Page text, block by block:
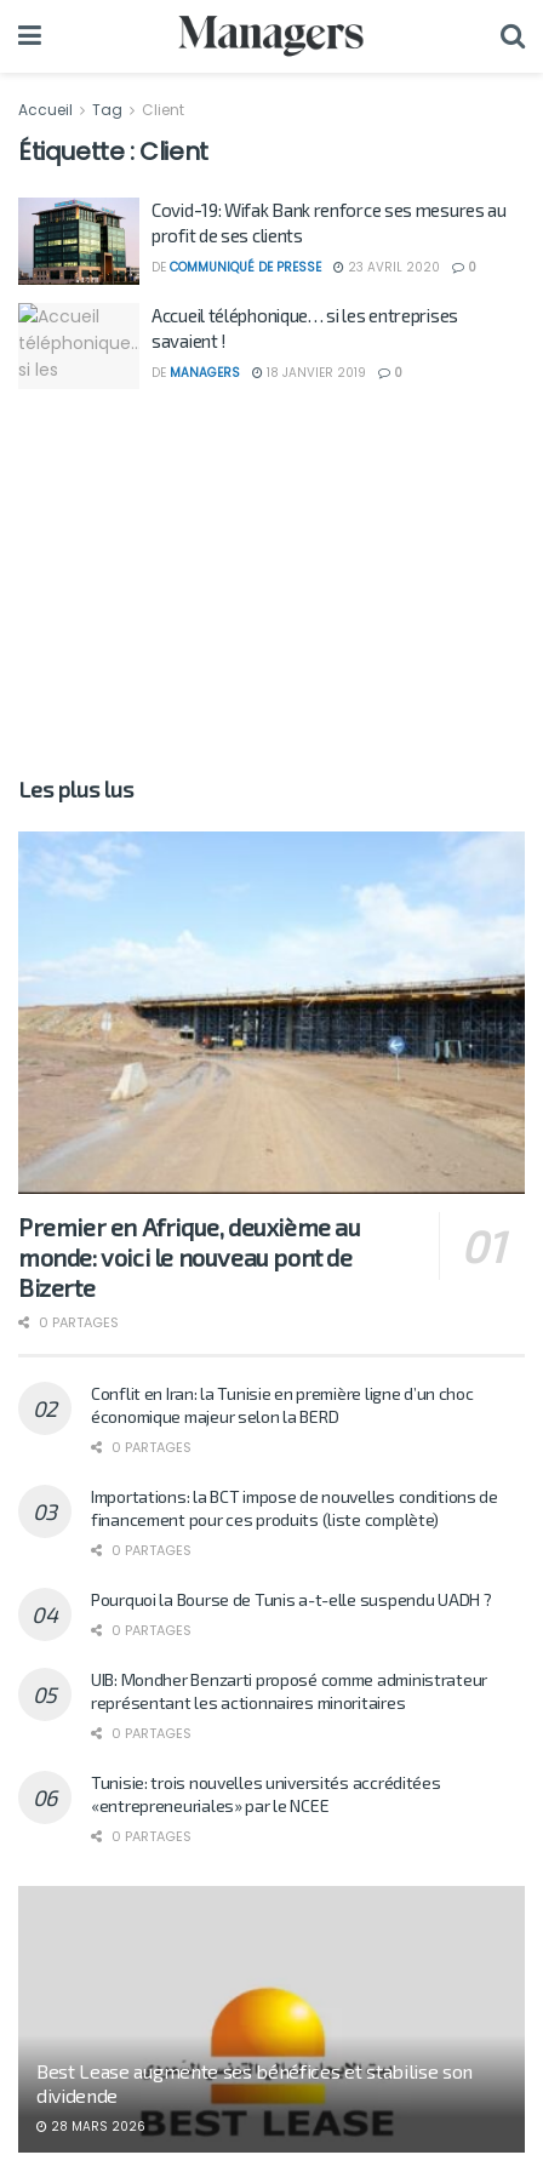
Accueil Tag Client
Étiquette :Client
Covid-19: Wifak Bank renforce ses mesures au
profit de ses clients
DE COMMUNIQUÉ DE PRESSE 23 AVRIL 2020 0
Accueil téléphonique… si les entreprises
savaient !
DE MANAGERS 18 JANVIER 2019 0
Les plus lus
Premier en Afrique, deuxième au
monde: voici le nouveau pont de
Bizerte
0 PARTAGES
Conflit en Iran: la Tunisie en première ligne d’un choc
économique majeur selon la BERD
0 PARTAGES
Importations: la BCT impose de nouvelles conditions de
financement pour ces produits (liste complète)
0 PARTAGES
Pourquoi la Bourse de Tunis a-t-elle suspendu UADH ?
0 PARTAGES
UIB: Mondher Benzarti proposé comme administrateur
représentant les actionnaires minoritaires
0 PARTAGES
Tunisie: trois nouvelles universités accréditées
«entrepreneuriales» par le NCEE
0 PARTAGES
Best Lease augmente ses bénéfices et stabilise son
dividende
28 MARS 2026